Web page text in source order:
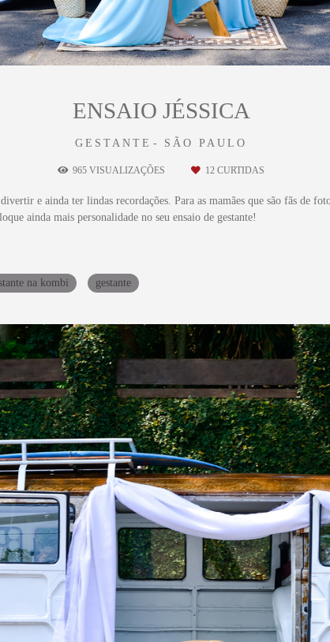
GESTANTE SÃO PAULO
ENSAIO JÉSSICA
965 VISUALIZAÇÕES 12 CURTIDAS
e ainda ter lindas recordações. Para as mamães que são fãs de
ainda mais personalidade no seu ensaio de gestante!
na kombi gestante